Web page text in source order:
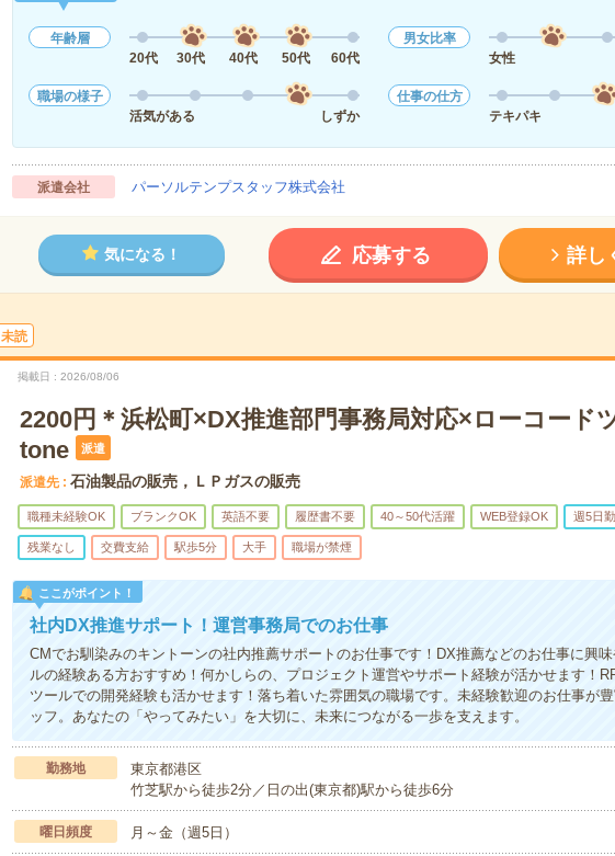
年齢層
20代
30代 40代 50代 60代
男女比率
女性
職場の様子
活気がある
しずか
仕事の仕方
テキパキ
派遣会社 パーソルテンプスタッフ株式会社
気になる！ 応募する 詳し
未読
掲載日 2026/08/06
2200円＊浜松町×DX推進部門事務局対応×ローコード
tone
派遣
派遣先 石油製品の販売，ＬＰガスの販売
職種未経験OK ブランクOK 英語不要 履歴書不要 40～50代活躍 WEB登録OK 週5日
残業なし 交費支給 駅歩5分 大手 職場が禁煙
ここがポイント！
社内DX推進サポート！運営事務局でのお仕事
CMでお馴染みのキントーンの社内推薦サポートのお仕事です！DX推薦などのお仕事に興
ルの経験ある方おすすめ！何かしらの、プロジェクト運営やサポート経験が活かせます！
ツールでの開発経験も活かせます！落ち着いた雰囲気の職場です。未経験歓迎のお仕事が
ッフ。あなたの「やってみたい」を大切に、未来につながる一歩を支えます。
勤務地
東京都港区
竹芝駅から徒歩2分／日の出(東京都)駅から徒歩6分
曜日頻度 月～金（週5日）